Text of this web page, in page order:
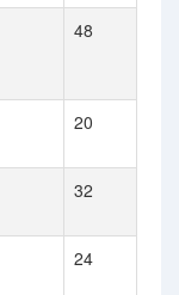
48
20
32
24